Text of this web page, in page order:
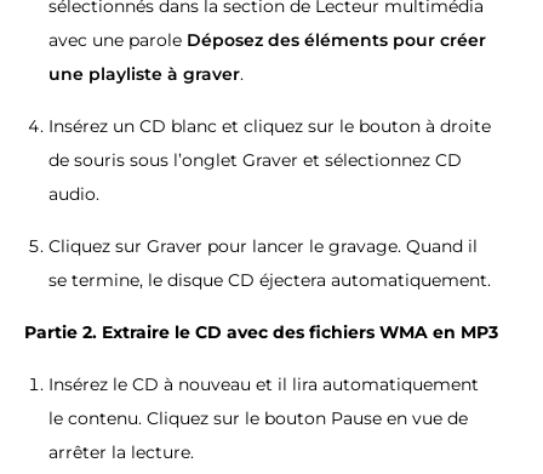
sélectionnés dans la section de Lecteur multimédia
avec une parole Déposez des éléments pour créer
une playliste à graver.
Insérez un CD blanc et cliquez sur le bouton à droite
de souris sous l’onglet Graver et sélectionnez CD
audio.
Cliquez sur Graver pour lancer le gravage. Quand il
se termine, le disque CD éjectera automatiquement.
Partie 2. Extraire le CD avec des fichiers WMA en MP3
Insérez le CD à nouveau et il lira automatiquement
le contenu. Cliquez sur le bouton Pause en vue de
arrêter la lecture.